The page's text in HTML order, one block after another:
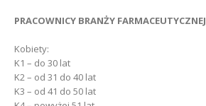
PRACOWNICY BRANŻY FARMACEUTYCZNEJ
Kobiety:
K1 – do 30 lat
K2 – od 31 do 40 lat
K3 – od 41 do 50 lat